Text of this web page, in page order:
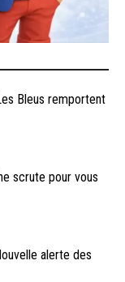
Bleus remportent
scrute pour vous
alerte des